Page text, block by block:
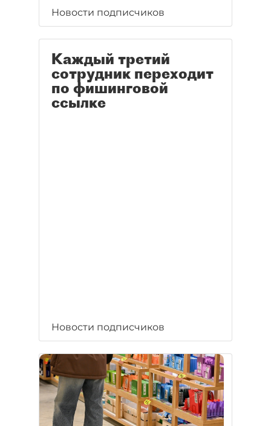
Новости подписчиков
Каждый третий
сотрудник переходит
по фишинговой
ссылке
Новости подписчиков